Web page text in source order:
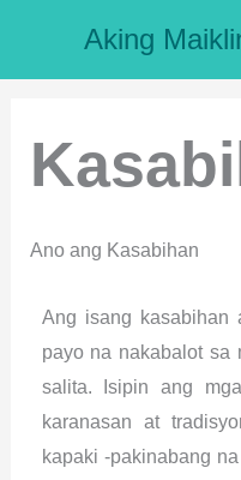
content
Aking
Ano ang Kasabihan
Ang isang kasabihan
payo na nakabalot sa
salita. Isipin ang
karanasan at
kapaki -pakinabang